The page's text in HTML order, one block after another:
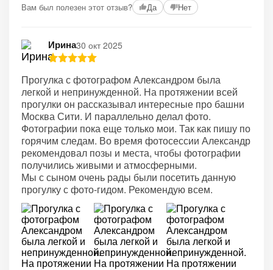
Вам был полезен этот отзыв? Да Нет
Ирина30 окт 2025
Прогулка с фотографом Александром была
легкой и непринужденной. На протяжении всей
прогулки он рассказывал интересные про башни
Москва Сити. И параллельно делал фото.
Фотографии пока еще только мои. Так как пишу по
горячим следам. Во время фотосессии Александр
рекомендовал позы и места, чтобы фотографии
получились живыми и атмосферными.
Мы с сыном очень рады были посетить данную
прогулку с фото-гидом. Рекомендую всем.